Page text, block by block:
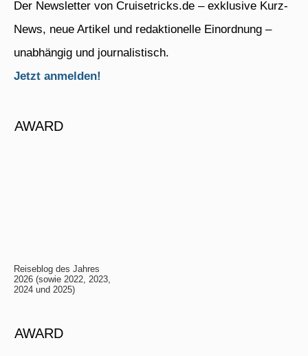
Der Newsletter von Cruisetricks.de – exklusive Kurz-
News, neue Artikel und redaktionelle Einordnung –
unabhängig und journalistisch.
Jetzt anmelden!
AWARD
Reiseblog des Jahres
2026 (sowie 2022, 2023,
2024 und 2025)
AWARD